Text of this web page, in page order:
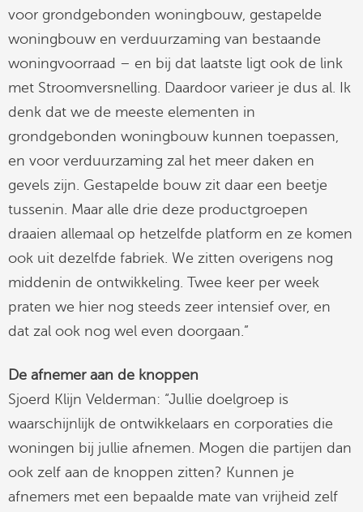
voor grondgebonden woningbouw, gestapelde
woningbouw en verduurzaming van bestaande
woningvoorraad – en bij dat laatste ligt ook de link
met Stroomversnelling. Daardoor varieer je dus al. Ik
denk dat we de meeste elementen in
grondgebonden woningbouw kunnen toepassen,
en voor verduurzaming zal het meer daken en
gevels zijn. Gestapelde bouw zit daar een beetje
tussenin. Maar alle drie deze productgroepen
draaien allemaal op hetzelfde platform en ze komen
ook uit dezelfde fabriek. We zitten overigens nog
middenin de ontwikkeling. Twee keer per week
praten we hier nog steeds zeer intensief over, en
dat zal ook nog wel even doorgaan.”
De afnemer aan de knoppen
Sjoerd Klijn Velderman: “Jullie doelgroep is
waarschijnlijk de ontwikkelaars en corporaties die
woningen bij jullie afnemen. Mogen die partijen dan
ook zelf aan de knoppen zitten? Kunnen je
afnemers met een bepaalde mate van vrijheid zelf